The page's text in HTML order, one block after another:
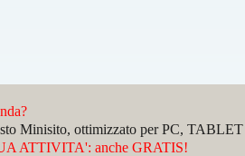
Minisito, ottimizzato per PC,
ATTIVITA': anche GRATIS!